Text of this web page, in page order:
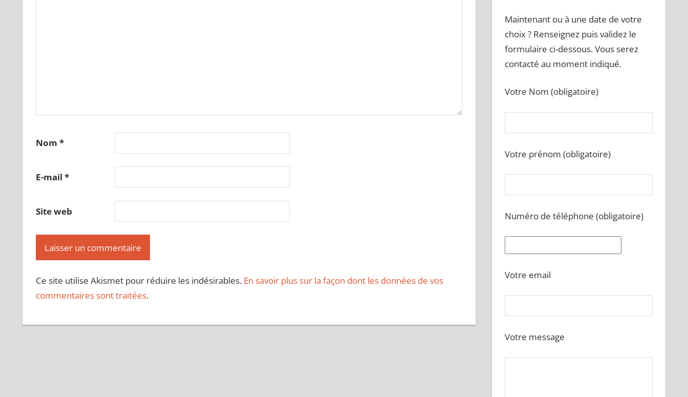
Nom *
E-mail *
Site web
Ce site utilise Akismet pour réduire les indésirables. En savoir plus sur la façon dont les données de vos
commentaires sont traitées.
Maintenant ou à une date de votre
choix ? Renseignez puis validez le
formulaire ci-dessous. Vous serez
contacté au moment indiqué.
Votre Nom (obligatoire)
Votre prénom (obligatoire)
Numéro de téléphone (obligatoire)
Votre email
Votre message